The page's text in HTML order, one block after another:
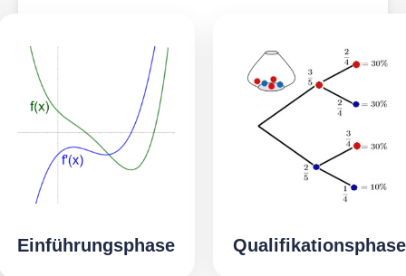
Einführungsphase Qualifikationsphase